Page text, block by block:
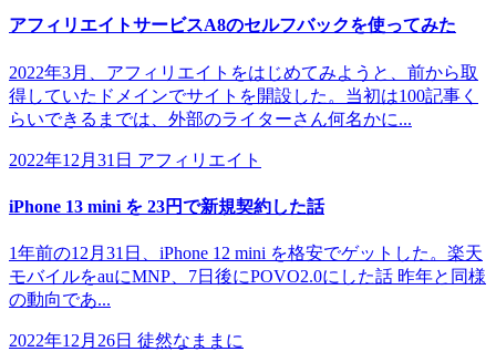
アフィリエイトサービスA8のセルフバックを使ってみた
2022年3月、アフィリエイトをはじめてみようと、前から取
得していたドメインでサイトを開設した。当初は100記事く
らいできるまでは、外部のライターさん何名かに...
2022年12月31日 アフィリエイト
iPhone 13 mini を 23円で新規契約した話
1年前の12月31日、iPhone 12 mini を格安でゲットした。楽天
モバイルをauにMNP、7日後にPOVO2.0にした話 昨年と同様
の動向であ...
2022年12月26日 徒然なままに